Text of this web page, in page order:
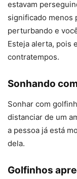
estavam
significado menos
perturbando e
Esteja alerta, pois
contratempos.
Sonhando
Sonhar com
distanciar de um
a pessoa já está
dela.
Golfinhos